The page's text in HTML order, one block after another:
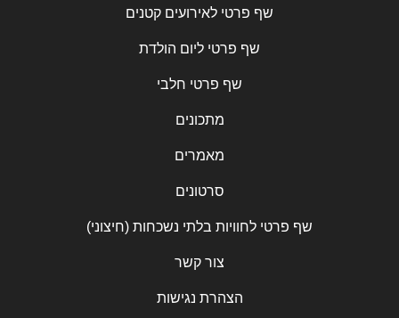
שף פרטי לאירועים קטנים
שף פרטי ליום הולדת
שף פרטי חלבי
מתכונים
מאמרים
סרטונים
שף פרטי לחוויות בלתי נשכחות (חיצוני)
צור קשר
הצהרת נגישות